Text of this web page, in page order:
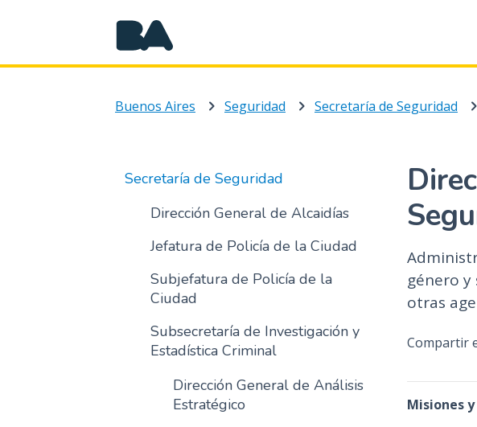
Buenos Aires Seguridad Secretaría de Seguridad
Secretaría de Seguridad
Dirección General de Alcaidías
Jefatura de Policía de la Ciudad
Subjefatura de Policía de la
Ciudad
Subsecretaría de Investigación y
Estadística Criminal
Dirección General de Análisis
Estratégico
género
otras
Compartir
Misiones